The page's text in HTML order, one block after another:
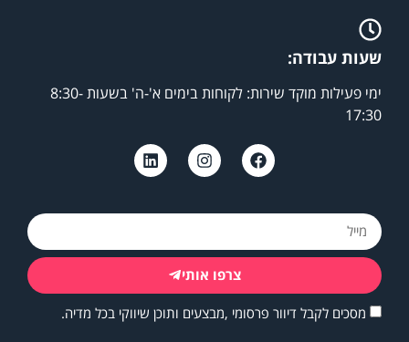
שעות עבודה:
ימי פעילות מוקד שירות: לקוחות בימים א'-ה' בשעות 8:30-
17:30
מסכים לקבל דיוור פרסומי ,מבצעים ותוכן שיווקי בכל מדיה.
צרפו אותי